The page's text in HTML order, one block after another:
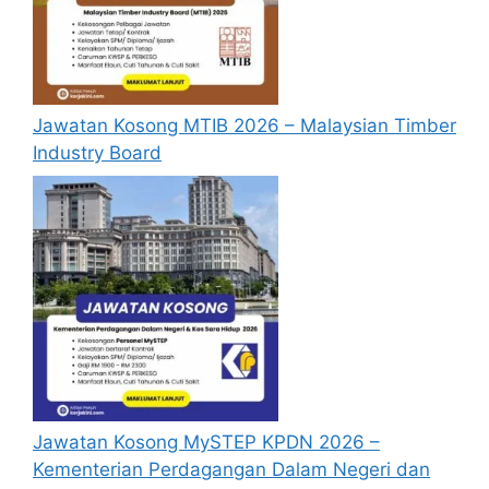
Permohonan jawatan kosong
Suruhanjaya Perkhidmatan Awam
Malaysia (SPA di Kementerian
Komunikasi) diatas hendaklah melalui
portal rasmi SPA Malaysia di
https://www.spa.gov.my/
Mohon SPAyang yang telah disediakan
dibawah. Untuk pemohon kali pertama,
anda perlu mendaftar akaun baru terlebih
dahulu.
Calon dikehendaki memuat naik resume
yang lengkap (kelayakan akademik,
pengalaman kerja, gaji semasa dan gaji
yang dipohon, gambar berukuran
passport serta salinan sijil-sijil berkaitan)
semasa membuat permohonan.
Jawatan Kosong MTIB 2026 – Malaysian Timber
Industry Board
Jawatan Kosong MySTEP KPDN 2026 –
Kementerian Perdagangan Dalam Negeri dan